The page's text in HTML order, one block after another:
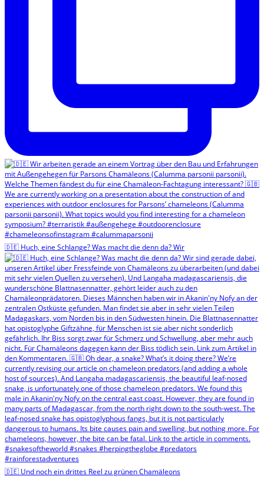
🇩🇪 Huch, eine Schlange? Was macht die denn da? Wir
🇩🇪 Und noch ein drittes Reel zu grünen Chamäleons